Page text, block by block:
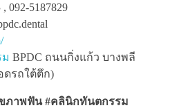
092-5187829
BPDC ถนนกิ่งแก้ว บางพลี
ดรถใต้ตึก)
ภาพฟัน #คลินิกทันตกรรม